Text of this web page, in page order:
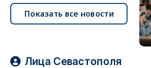
Показать все новости
Лица Севастополя